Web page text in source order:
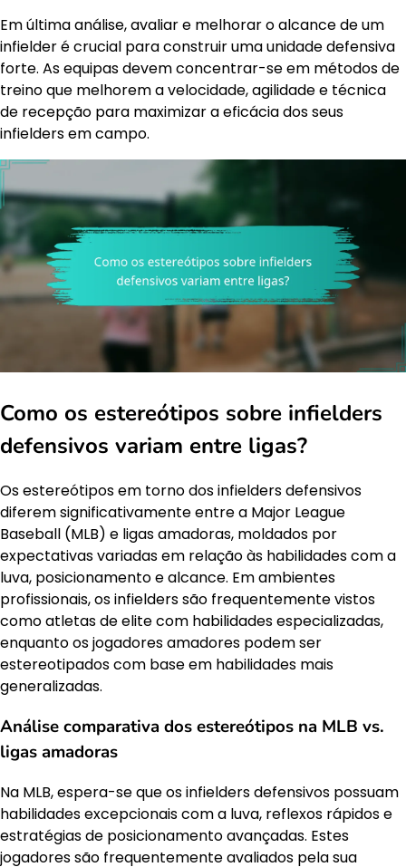
Em última análise, avaliar e melhorar o alcance de um
infielder é crucial para construir uma unidade defensiva
forte. As equipas devem concentrar-se em métodos de
treino que melhorem a velocidade, agilidade e técnica
de recepção para maximizar a eficácia dos seus
infielders em campo.
Como os estereótipos sobre infielders
defensivos variam entre ligas?
Os estereótipos em torno dos infielders defensivos
diferem significativamente entre a Major League
Baseball (MLB) e ligas amadoras, moldados por
expectativas variadas em relação às habilidades com a
luva, posicionamento e alcance. Em ambientes
profissionais, os infielders são frequentemente vistos
como atletas de elite com habilidades especializadas,
enquanto os jogadores amadores podem ser
estereotipados com base em habilidades mais
generalizadas.
Análise comparativa dos estereótipos na MLB vs.
ligas amadoras
Na MLB, espera-se que os infielders defensivos possuam
habilidades excepcionais com a luva, reflexos rápidos e
estratégias de posicionamento avançadas. Estes
jogadores são frequentemente avaliados pela sua